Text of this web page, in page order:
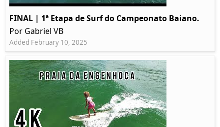
FINAL | 1ª Etapa de Surf do Campeonato Baiano.
Por Gabriel VB
Added February 10, 2025